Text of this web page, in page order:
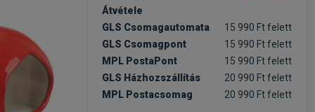
Átvétele
GLS Csomagautomata
15 990 Ft felett
GLS Csomagpont
15 990 Ft felett
MPL PostaPont
15 990 Ft felett
GLS Házhozszállítás
20 990 Ft felett
MPL Postacsomag
20 990 Ft felett